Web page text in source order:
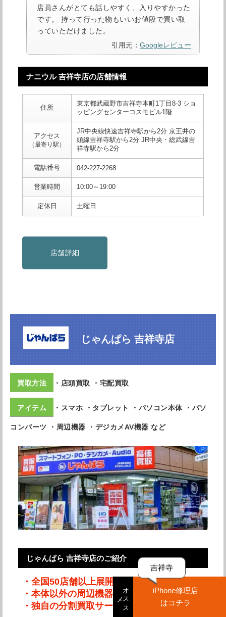
店員さんがとても話しやすく、入りやすかった
です。 持って行った物もいいお値段で買い取
っていただけました。
引用元： Googleレビュー
ナニウル 吉祥寺店の店舗情報
住所
東京都武蔵野市吉祥寺本町1丁目8-3 ショ
ッピングセンターコスモビル1階
アクセス
（最寄り駅）
JR中央線快速吉祥寺駅から2分 京王井の
頭線吉祥寺駅から2分 JR中央・総武線吉
祥寺駅から2分
電話番号 042-227-2268
営業時間 10:00～19:00
定休日 土曜日
店舗詳細
じゃんぱら 吉祥寺店
・店頭買取 ・宅配買取
・スマホ ・タブレット ・パソコン本体 ・パソ
コンパーツ ・周辺機器 ・デジカメAV機器 など
じゃんぱら 吉祥寺店のご紹介
・全国50店舗以上展開中
・本体以外の周辺機器も買取可能
・独自の分割買取サービス
吉祥寺
オ
スス
メ
iPhone修理店
はコチラ